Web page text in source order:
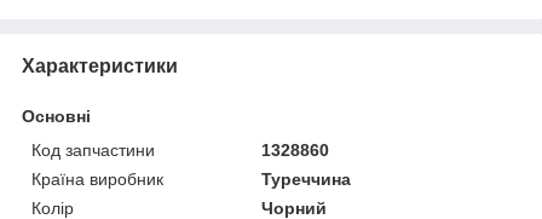
Характеристики
Основні
Код запчастини
1328860
Країна виробник
Туреччина
Колір
Чорний